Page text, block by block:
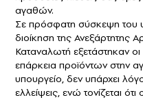
αγαθών.
Σε πρόσφατη σύσκεψη του
διοίκηση της Ανεξάρτητης
Καταναλωτή εξετάστηκαν οι
επάρκεια προϊόντων στην
υπουργείο, δεν υπάρχει
ελλείψεις, ενώ τονίζεται